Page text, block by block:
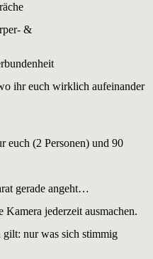
&
ihr euch wirklich aufeinander
euch (2 Personen) und 90
gerade angeht…
jederzeit ausmachen.
nur was sich stimmig